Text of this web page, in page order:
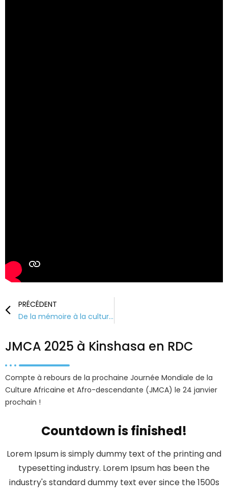
PRÉCÉDENT
De la mémoire à la culture : L’esprit de la JMCA au coeur de l’hommage au Soldat inconnu
JMCA 2025 à Kinshasa en RDC
Compte à rebours de la prochaine Journée Mondiale de la
Culture Africaine et Afro-descendante (JMCA) le 24 janvier
prochain !
Countdown is finished!
Lorem Ipsum is simply dummy text of the printing and
typesetting industry. Lorem Ipsum has been the
industry's standard dummy text ever since the 1500s